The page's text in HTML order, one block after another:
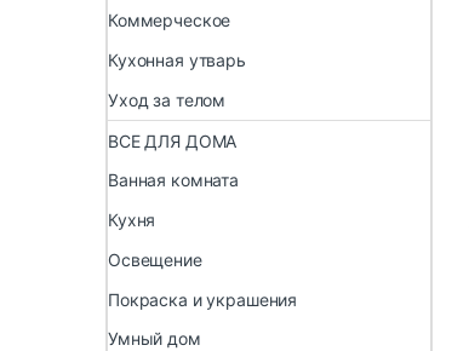
Коммерческое
Кухонная утварь
Уход за телом
ВСЕ ДЛЯ ДОМА
Ванная комната
Кухня
Освещение
Покраска и украшения
Умный дом